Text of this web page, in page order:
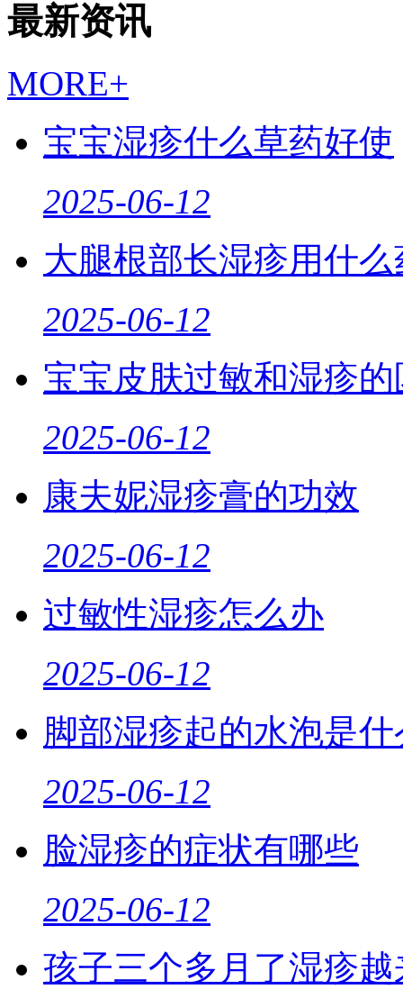
最新资讯
MORE+
宝宝湿疹什么草药好使
2025-06-12
大腿根部长湿疹用什么
2025-06-12
宝宝皮肤过敏和湿疹的
2025-06-12
康夫妮湿疹膏的功效
2025-06-12
过敏性湿疹怎么办
2025-06-12
脚部湿疹起的水泡是
2025-06-12
脸湿疹的症状有哪些
2025-06-12
孩子三个多月了湿疹